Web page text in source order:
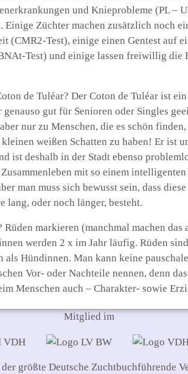
und Knieprobleme (PL –
Einige Züchter machen zusätzlich noch
(CMR2-Test), einige einen Gentest auf
Test) und einige lassen freiwillig die
de Tuléar? Der Coton de Tuléar ist
genauso gut für Senioren oder Singles
nur zu Menschen, die es schön
weißen Schatten zu haben! Er ist
ist deshalb in der Stadt ebenso
mit so einem
man muss sich bewusst sein, dass
lang, oder noch länger, besteht.
Rüden markieren (manchmal machen das
werden 2 x im Jahr läufig. Rüden
als Hündinnen. Man kann keine
Vor- oder Nachteile nennen, denn
Menschen auch – Charakter- sowie
Mitglied im
größte Deutsche Zuchtbuchführende